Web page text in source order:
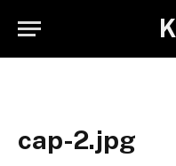
cap-2.jpg